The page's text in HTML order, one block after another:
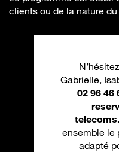
clients ou de la nature
Gabrielle,
02 96 46
ensemble le
adapté